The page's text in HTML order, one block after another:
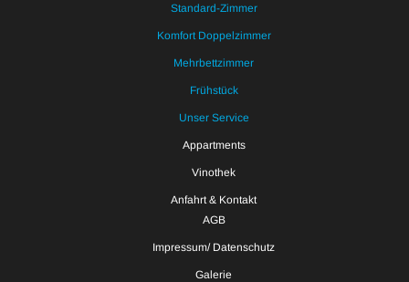
Standard-Zimmer
Komfort Doppelzimmer
Mehrbettzimmer
Frühstück
Unser Service
Appartments
Vinothek
Anfahrt & Kontakt
AGB
Impressum/ Datenschutz
Galerie